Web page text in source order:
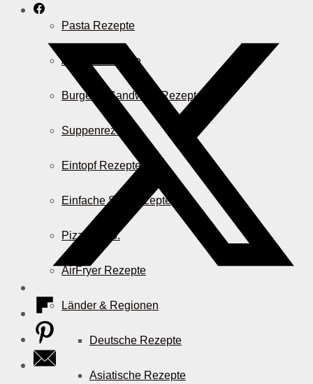
Pasta Rezepte
Auflauf Rezepte
Burger & Sandwich Rezepte
Suppenrezepte
Eintopf Rezepte
Einfache Salatrezepte
Pizza & Co.
AirFryer Rezepte
Länder & Regionen
Deutsche Rezepte
Asiatische Rezepte